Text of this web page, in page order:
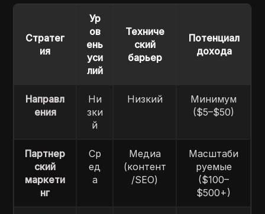
Стратег
ия
Ур
ов
ень
уси
лий
Техниче
ский
барьер
Потенциал
дохода
Направл
ения
Ни
зки
й
Низкий
Минимум
($5–$50)
Партнер
ский
маркети
нг
Ср
ед
а
Медиа
(контент
/SEO)
Масштаби
руемые
($100–
$500+)